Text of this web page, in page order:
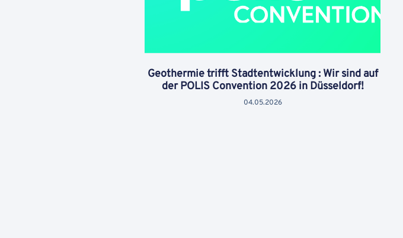
Geothermie trifft Stadtentwicklung : Wir sind auf
der POLIS Convention 2026 in Düsseldorf!
04.05.2026